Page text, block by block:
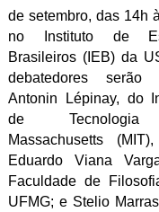
de setembro, das 14h
no Instituto de
Brasileiros (IEB) da
debatedores serão
Antonin Lépinay, do
de
Massachusetts
Eduardo Viana
Faculdade de
UFMG; e Stelio